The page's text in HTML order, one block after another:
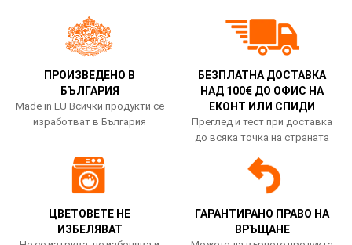
ПРОИЗВЕДЕНО В
БЪЛГАРИЯ
Made in EU Всички продукти се
изработват в България
БЕЗПЛАТНА ДОСТАВКА
НАД 100€ ДО ОФИС НА
ЕКОНТ ИЛИ СПИДИ
Преглед и тест при доставка
до всяка точка на страната
ЦВЕТОВЕТЕ НЕ
ИЗБЕЛЯВАТ
ГАРАНТИРАНО ПРАВО НА
ВРЪЩАНЕ